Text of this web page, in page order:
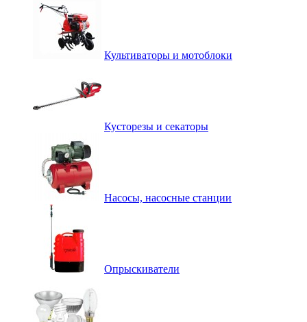
Культиваторы и мотоблоки
Кусторезы и секаторы
Насосы, насосные станции
Опрыскиватели